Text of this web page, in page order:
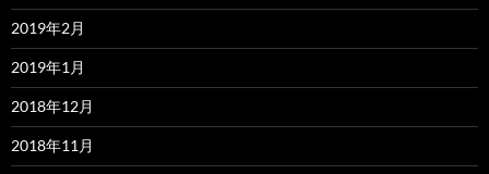
2019年2月
2019年1月
2018年12月
2018年11月